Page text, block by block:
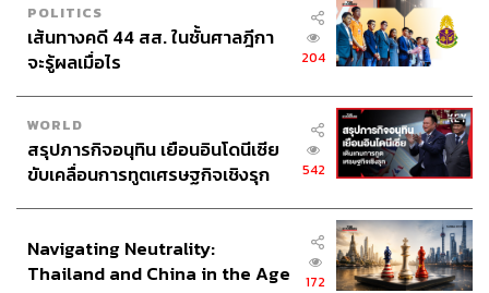
POLITICS
เส้นทางคดี 44 สส. ในชั้นศาลฎีกา
จะรู้ผลเมื่อไร
204
WORLD
สรุปภารกิจอนุทิน เยือนอินโดนีเซีย
ขับเคลื่อนการทูตเศรษฐกิจเชิงรุก
542
Navigating Neutrality:
Thailand and China in the Age
172